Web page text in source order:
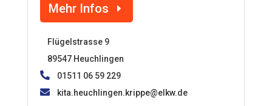
Mehr Infos
Flügelstrasse 9
89547 Heuchlingen
01511 06 59 229
kita.heuchlingen.krippe@elkw.de